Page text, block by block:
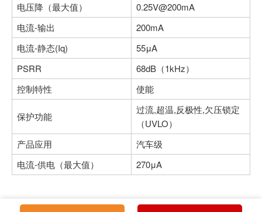
电压降（最大值）
0.25V@200mA
电流-输出
200mA
电流-静态(Iq)
55μA
PSRR
68dB（1kHz）
控制特性
使能
保护功能
过流,超温,反极性,欠压锁定
（UVLO）
产品应用
汽车级
电流-供电（最大值）
270μA